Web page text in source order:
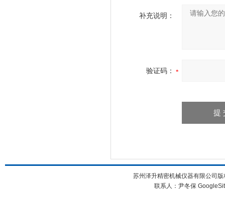
补充说明：
验证码：
苏州泽升精密机械仪器有限公司
联系人：尹冬保